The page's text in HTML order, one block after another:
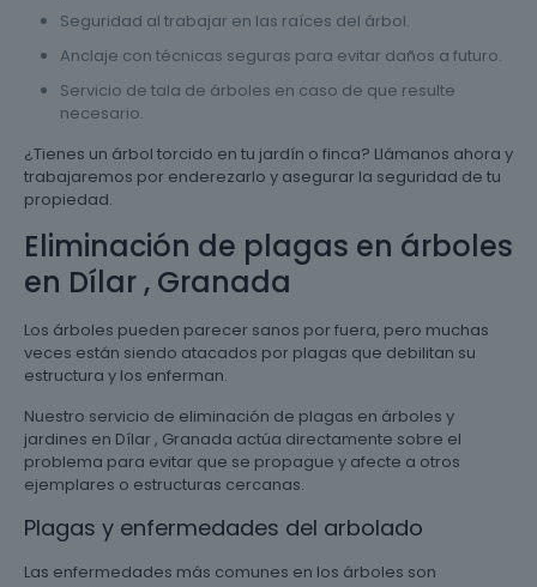
Seguridad al trabajar en las raíces del árbol.
Anclaje con técnicas seguras para evitar daños a futuro.
Servicio de tala de árboles en caso de que resulte
necesario.
¿Tienes un árbol torcido en tu jardín o finca? Llámanos ahora y
trabajaremos por enderezarlo y asegurar la seguridad de tu
propiedad.
Eliminación de plagas en árboles
en Dílar , Granada
Los árboles pueden parecer sanos por fuera, pero muchas
veces están siendo atacados por plagas que debilitan su
estructura y los enferman.
Nuestro servicio de eliminación de plagas en árboles y
jardines en Dílar , Granada actúa directamente sobre el
problema para evitar que se propague y afecte a otros
ejemplares o estructuras cercanas.
Plagas y enfermedades del arbolado
Las enfermedades más comunes en los árboles son